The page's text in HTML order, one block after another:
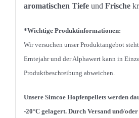
aromatischen Tiefeund Frische
*Wichtige Produktinformationen:
Wir versuchen unser Produktangebot
Erntejahr und der Alphawert kann in
Produktbeschreibung abweichen.
Unsere Simcoe Hopfenpellets werden
-20°C gelagert. Durch Versand und/oder